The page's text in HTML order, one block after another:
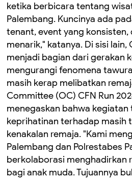
ketika berbicara tentang
Palembang. Kuncinya ada
tenant, event yang konsisten,
menarik," katanya. Di sisi lain,
menjadi bagian dari gerakan
mengurangi fenomena
masih kerap melibatkan
Committee (OC) CFN Run
menegaskan bahwa
keprihatinan terhadap masih
kenakalan remaja. "Kami
Palembang dan Polrestabes
berkolaborasi
bagi anak muda. Tujuannya